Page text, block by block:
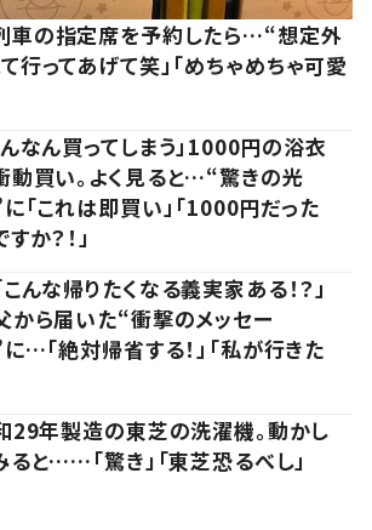
車の指定席を予約したら…“想定外
行ってあげて笑」「めちゃめちゃ可愛
んなん買ってしまう」1000円の浴衣
動買い。よく見ると…“驚きの光
「これは即買い」「1000円だった
か？！」
こんな帰りたくなる義実家ある！？」
から届いた“衝撃のメッセー
…「絶対帰省する！」「私が行きた
29年製造の東芝の洗濯機。動かし
ると……「驚き」「東芝恐るべし」